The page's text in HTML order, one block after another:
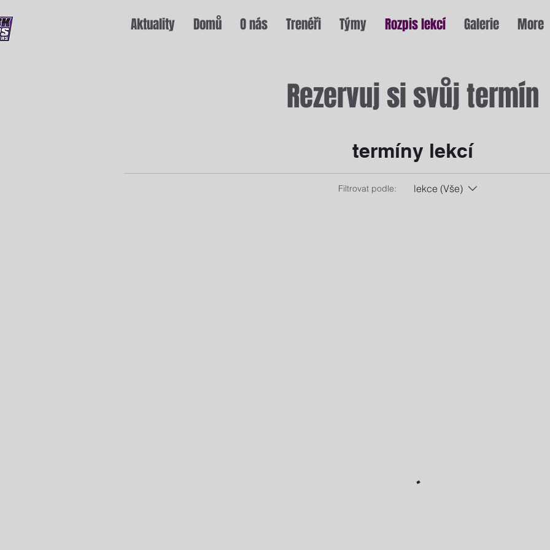
Aktuality Domů O nás Trenéři Týmy Rozpis lekcí Galerie More
Rezervuj si svůj termín
termíny lekcí
Filtrovat podle: lekce (Vše)